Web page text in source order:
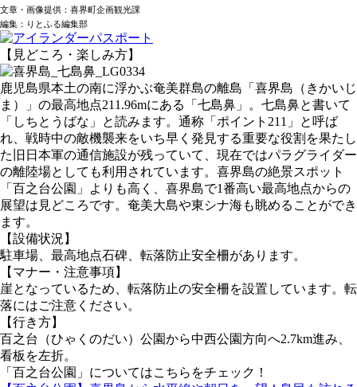
文章・画像提供：喜界町企画観光課
編集：りとふる編集部
【見どころ・楽しみ方】
鹿児島県本土の南に浮かぶ奄美群島の離島「喜界島（きかいじ
ま）」の最高地点211.96mにある「七島鼻」。七島鼻と書いて
「しちとうばな」と読みます。通称「ポイント211」と呼ば
れ、戦時中の敵機襲来をいち早く発見する重要な役割を果たし
た旧日本軍の通信施設が残っていて、現在ではパラグライダー
の離陸場としても利用されています。喜界島の絶景スポット
「百之台公園」よりも高く、喜界島で1番高い最高地点からの
展望は見どころです。奄美大島や東シナ海も眺めることができ
ます。
【設備状況】
駐車場、最高地点石碑、転落防止安全柵があります。
【マナー・注意事項】
崖となっているため、転落防止の安全柵を設置しています。転
落にはご注意ください。
【行き方】
百之台（ひゃくのだい）公園から中西公園方向へ2.7km進み、
看板を左折。
「百之台公園」についてはこちらをチェック！